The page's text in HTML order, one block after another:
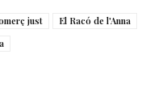
just
El Racó de l'Anna